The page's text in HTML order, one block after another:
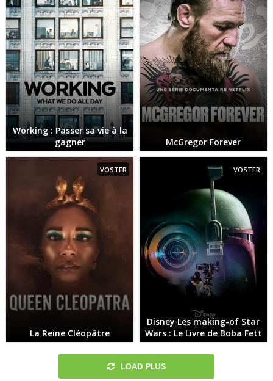
Working : Passer sa vie à la
gagner
McGregor Forever
VOSTFR
La Reine Cléopâtre
VOSTFR
Disney Les making-of Star
Wars : Le Livre de Boba Fett
LOAD PLUS